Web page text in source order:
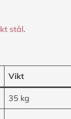
stål.
Vikt
35 kg